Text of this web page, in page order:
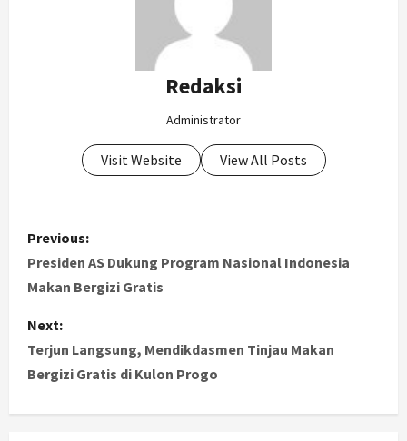
Redaksi
Administrator
Visit Website View All Posts
P
o
t
n
a
Previous:
Presiden AS Dukung Program Nasional Indonesia
Makan Bergizi Gratis
Next:
Terjun Langsung, Mendikdasmen Tinjau Makan
Bergizi Gratis di Kulon Progo